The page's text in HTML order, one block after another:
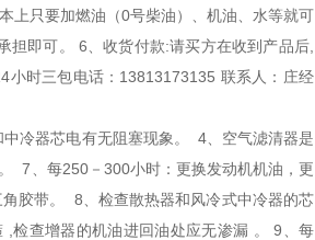
上只要加燃油（0号柴油）、机油、水等就可
担即可。 6、收货付款:请买方在收到产品后,
小时三包电话：13813173135 联系人：庄经
冷器芯电有无阻塞现象。 4、空气滤清器是
7、每250－300小时：更换发动机机油，更
胶带。 8、检查散热器和风冷式中冷器的芯
检查增器的机油进回油处应无渗漏 。 9、每